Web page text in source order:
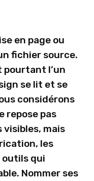
en page ou
fichier source.
pourtant l’un
se lit et se
considérons
repose pas
mais
les
outils qui
Nommer ses